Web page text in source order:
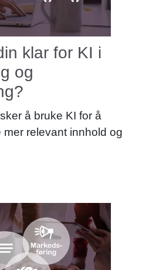
klar for KI i
og
å bruke KI for å
relevant innhold og